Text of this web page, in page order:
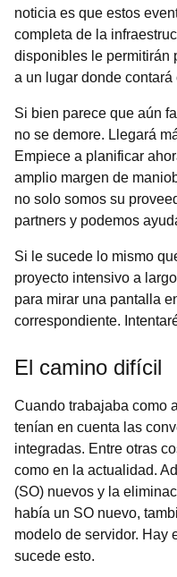
noticia es que estos
completa de la
disponibles le permitirán
a un lugar donde
Si bien parece que aún
no se demore. Llegará
Empiece a planificar
amplio margen de
no solo somos su
partners y podemos
Si le sucede lo mismo
proyecto intensivo a
para mirar una pantalla
correspondiente.
El camino difícil
Cuando trabajaba como
tenían en cuenta las
integradas. Entre otras
como en la actualidad.
(SO) nuevos y la
había un SO nuevo,
modelo de servidor. Hay
sucede esto.